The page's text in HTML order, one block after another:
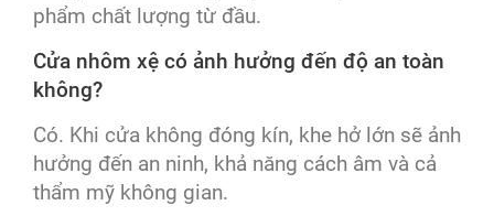
phẩm chất lượng từ đầu.
Cửa nhôm xệ có ảnh hưởng đến độ an toàn
không?
Có. Khi cửa không đóng kín, khe hở lớn sẽ ảnh
hưởng đến an ninh, khả năng cách âm và cả
thẩm mỹ không gian.